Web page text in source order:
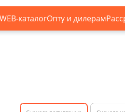
WEB-каталогОпту и дилерам